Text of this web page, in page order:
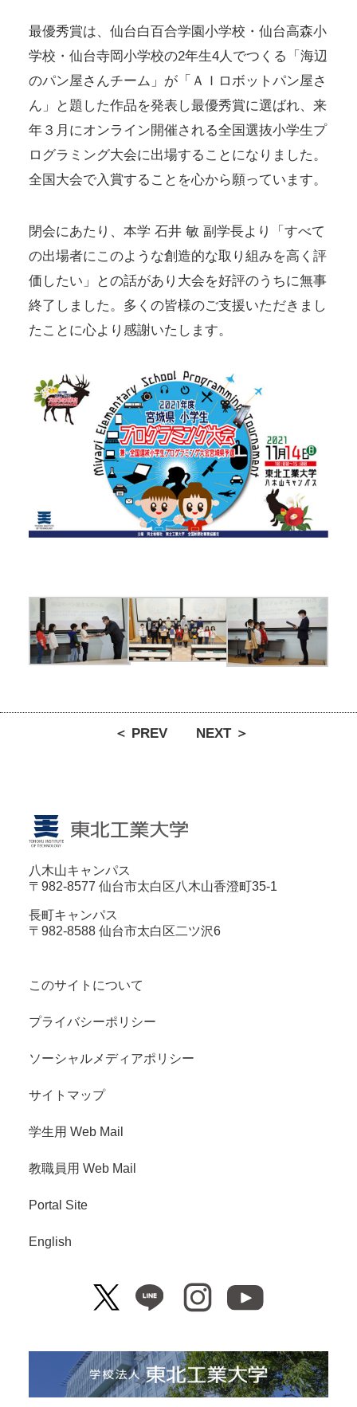
最優秀賞は、仙台白百合学園小学校・仙台高森小
学校・仙台寺岡小学校の2年生4人でつくる「海辺
のパン屋さんチーム」が「ＡＩロボットパン屋さ
ん」と題した作品を発表し最優秀賞に選ばれ、来
年３月にオンライン開催される全国選抜小学生プ
ログラミング大会に出場することになりました。
全国大会で入賞することを心から願っています。
閉会にあたり、本学 石井 敏 副学長より「すべて
の出場者にこのような創造的な取り組みを高く評
価したい」との話があり大会を好評のうちに無事
終了しました。多くの皆様のご支援いただきまし
たことに心より感謝いたします。
＜ PREV NEXT ＞
八木山キャンパス
〒982-8577 仙台市太白区八木山香澄町35-1
長町キャンパス
〒982-8588 仙台市太白区二ツ沢6
このサイトについて
プライバシーポリシー
ソーシャルメディアポリシー
サイトマップ
学生用 Web Mail
教職員用 Web Mail
Portal Site
English